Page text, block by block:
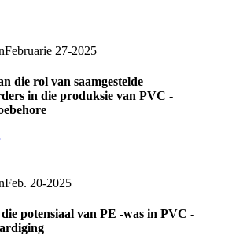
Februarie 27-2025
die rol van saamgestelde
in die produksie van PVC -
Feb. 20-2025
potensiaal van PE -was in PVC -